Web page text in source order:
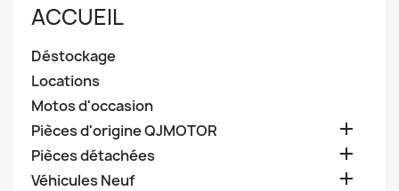
ACCUEIL
Déstockage
Locations
Motos d'occasion
Pièces d'origine QJMOTOR

Pièces détachées 
Véhicules Neuf 